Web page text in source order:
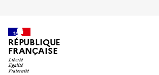
RÉPUBLIQUE
FRANÇAISE